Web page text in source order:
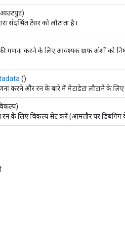
आउटपुट)
संदर्भित टेंसर को लौटाता है।
गणना करने के लिए आवश्यक ग्राफ़ अंशों को
()
करने और रन के बारे में मेटाडेटा लौटाने के लिए
रन के लिए विकल्प सेट करें (आमतौर पर डिबगिंग